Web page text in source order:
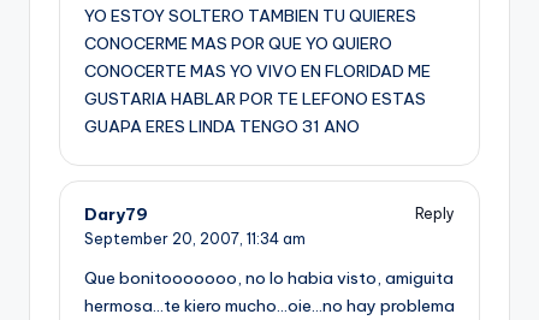
YO ESTOY SOLTERO TAMBIEN TU QUIERES
CONOCERME MAS POR QUE YO QUIERO
CONOCERTE MAS YO VIVO EN FLORIDAD ME
GUSTARIA HABLAR POR TE LEFONO ESTAS
GUAPA ERES LINDA TENGO 31 ANO
Dary79
Reply
September 20, 2007, 11:34 am
Que bonitooooooo, no lo habia visto, amiguita
hermosa…te kiero mucho…oie…no hay problema